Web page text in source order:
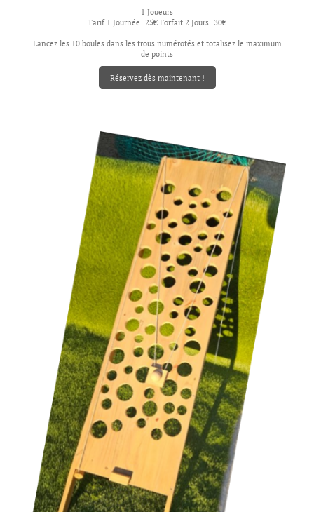
1 Joueurs
Tarif 1 Journée: 25€ Forfait 2 Jours: 30€
Lancez les 10 boules dans les trous numérotés et totalisez le maximum
de points
Réservez dès maintenant !